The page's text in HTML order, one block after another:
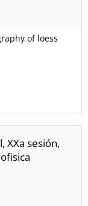
of loess